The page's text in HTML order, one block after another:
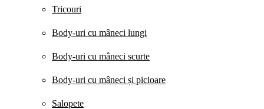
Tricouri
Body-uri cu mâneci lungi
Body-uri cu mâneci scurte
Body-uri cu mâneci și picioare
Salopete